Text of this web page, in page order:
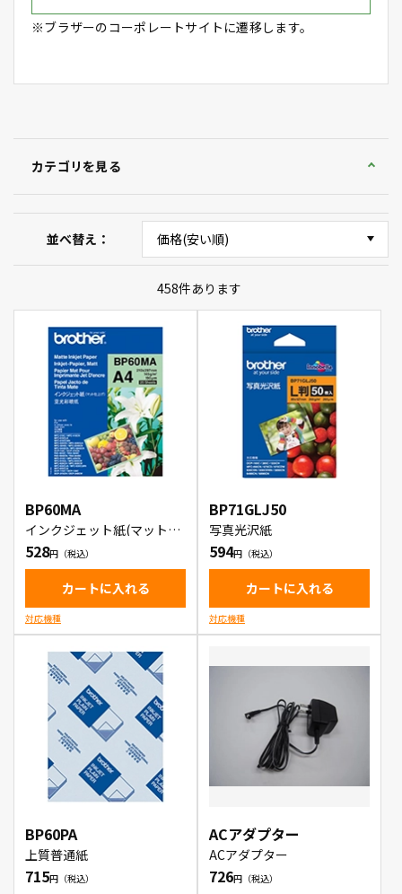
※ブラザーのコーポレートサイトに遷移します。
カテゴリを見る
並べ替え
458件あります
BP60MA
インクジェット紙(マット仕
上げ)
528
カートに入れる
対応機種
BP71GLJ50
写真光沢紙
594
カートに入れる
対応機種
BP60PA
上質普通紙
715
ACアダプター
ACアダプター
726